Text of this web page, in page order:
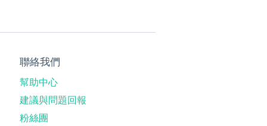
聯絡我們
幫助中心
建議與問題回報
粉絲團